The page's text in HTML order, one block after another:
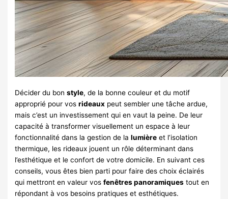
Décider du bonstyle, de la bonne couleur et du motif
approprié pour vosrideaux peut sembler une tâche ardue,
mais c’est un investissement qui en vaut la peine. De leur
capacité à transformer visuellement un espace à leur
fonctionnalité dans la gestion de lalumière et l’isolation
thermique, les rideaux jouent un rôle déterminant dans
l’esthétique et le confort de votre domicile. En suivant ces
conseils, vous êtes bien parti pour faire des choix éclairés
qui mettront en valeur vosfenêtres panoramiques tout en
répondant à vos besoins pratiques et esthétiques.